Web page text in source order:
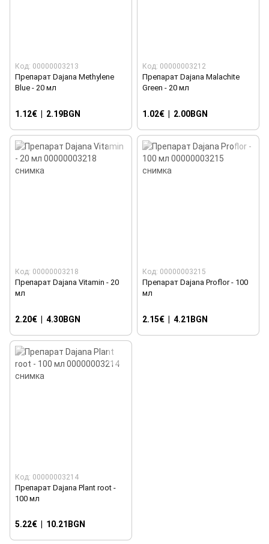
Код: 00000003213
Препарат Dajana Methylene
Blue - 20 мл
1.12€ 2.19BGN
Код: 00000003212
Препарат Dajana Malachite
Green - 20 мл
1.02€ 2.00BGN
Код: 00000003218
Препарат Dajana Vitamin - 20
мл
2.20€ | 4.30BGN
Код: 00000003215
Препарат Dajana Proflor - 100
мл
2.15€ | 4.21BGN
Код: 00000003214
Препарат Dajana Plant root -
100 мл
5.22€ 10.21BGN